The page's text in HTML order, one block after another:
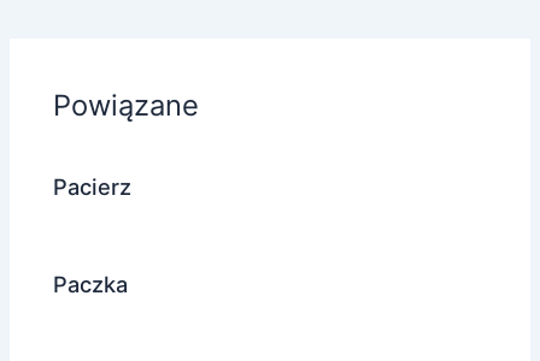
Powiązane
Pacierz
Paczka